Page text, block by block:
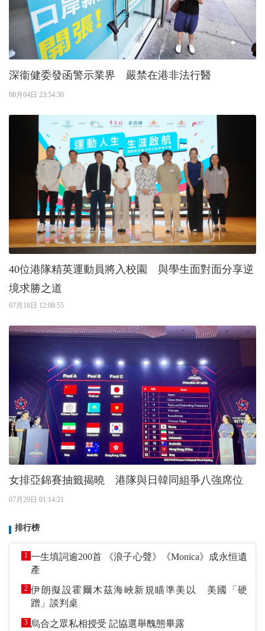
深衞健委發函警示業界 嚴禁在港非法行醫
08月04日 23:54:30
40位港隊精英運動員將入校園 與學生面對面分享逆
境求勝之道
07月18日 12:08:55
女排亞錦賽抽籤揭曉 港隊與日韓同組爭八強席位
07月29日 01:14:21
排行榜
1 一生填詞逾200首 《浪子心聲》《Monica》成永恒遺
產
2 伊朗擬設霍爾木茲海峽新規瞄準美以 美國「硬
蹭」談判桌
3 烏合之眾私相授受 記協選舉醜態畢露